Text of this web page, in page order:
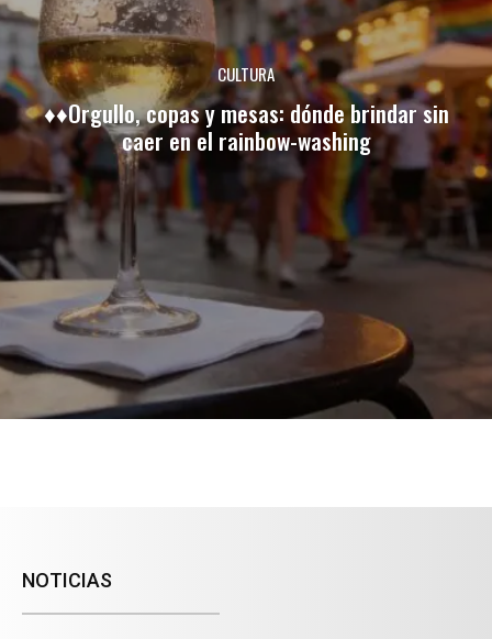
CULTURA
♦♦Orgullo, copas y mesas: dónde brindar sin
caer en el rainbow-washing
NOTICIAS